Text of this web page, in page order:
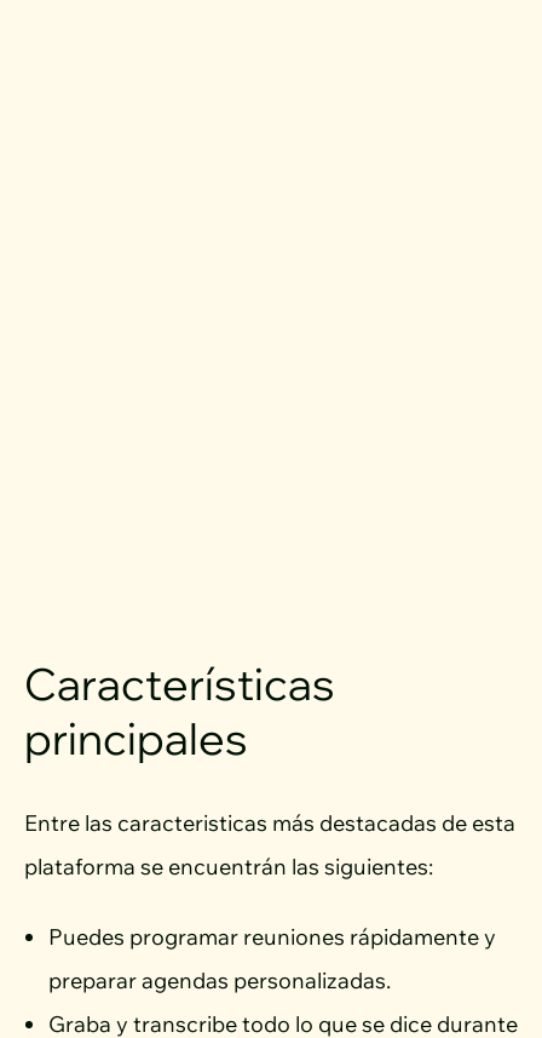
Características
principales
Entre las caracteristicas más destacadas de esta
plataforma se encuentrán las siguientes:
Puedes programar reuniones rápidamente y
preparar agendas personalizadas.
Graba y transcribe todo lo que se dice durante